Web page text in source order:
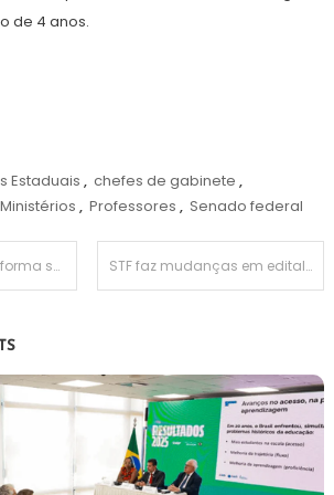
de 4 anos.
Estaduais , chefes de gabinete ,
Ministérios , Professores , Senado federal
cívico-militares STF faz mudanças em edital de câmeras corporais para polícia de SP devido solicitação de defensoria